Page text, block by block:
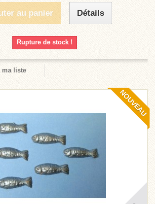
au panier Détails
Rupture de stock !
ma liste
NOUVEAU